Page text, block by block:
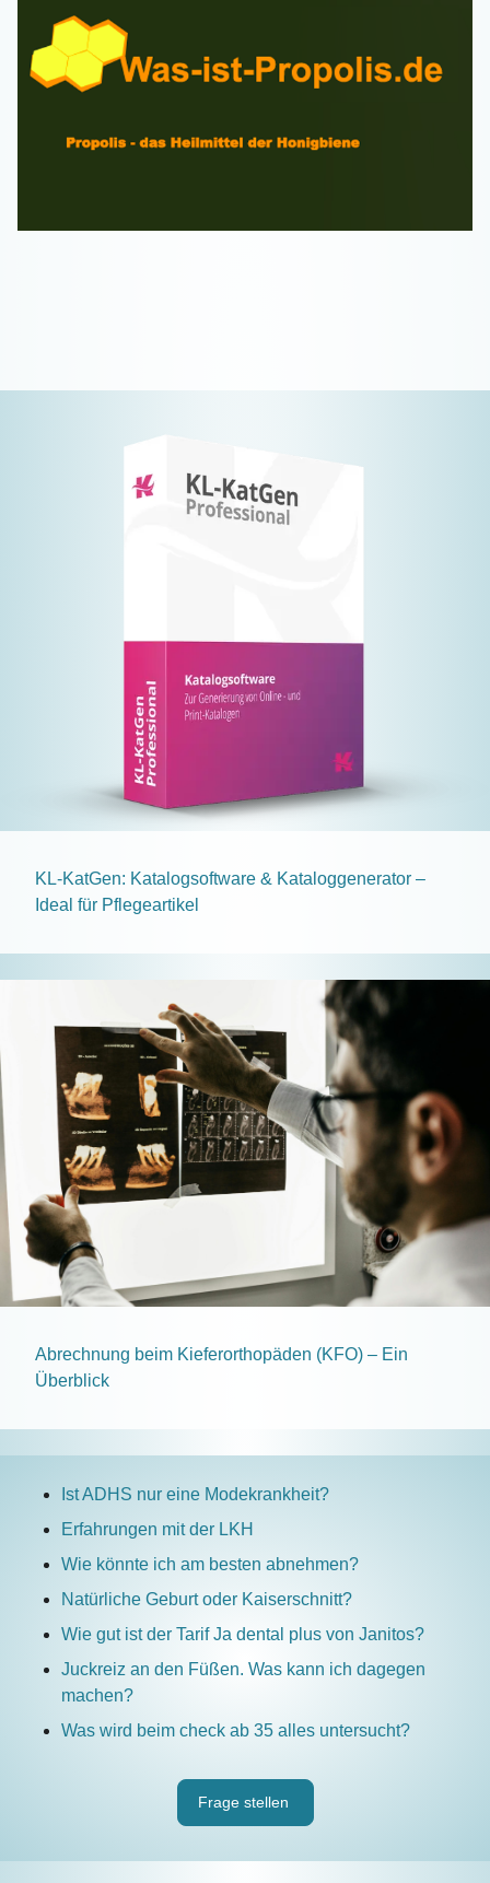
KL-KatGen: Katalogsoftware & Kataloggenerator –
Ideal für Pflegeartikel
Abrechnung beim Kieferorthopäden (KFO) – Ein
Überblick
Ist ADHS nur eine Modekrankheit?
Erfahrungen mit der LKH
Wie könnte ich am besten abnehmen?
Natürliche Geburt oder Kaiserschnitt?
Wie gut ist der Tarif Ja dental plus von Janitos?
Juckreiz an den Füßen. Was kann ich dagegen
machen?
Was wird beim check ab 35 alles untersucht?
Frage stellen